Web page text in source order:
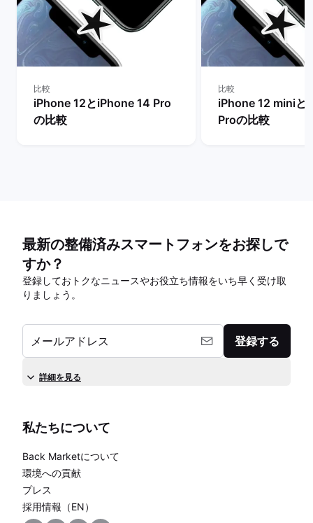
比較
iPhone 12とiPhone 14 Pro
の比較
比較
iPhone 12 miniと
Proの比較
最新の整備済みスマートフォンをお探しで
すか？
登録しておトクなニュースやお役立ち情報をいち早く受け取
りましょう。
メールアドレス 登録する
詳細を見る
私たちについて
Back Marketについて
環境への貢献
プレス
採用情報（EN）